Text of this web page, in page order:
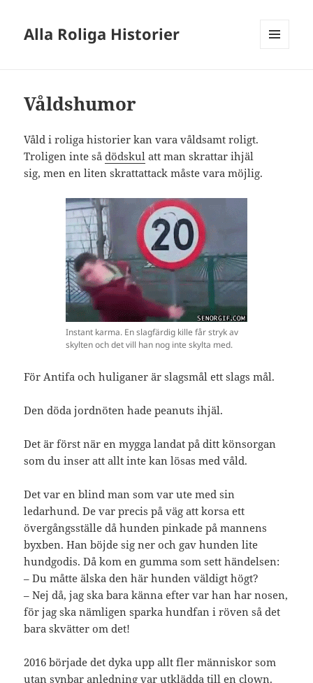
Alla Roliga Historier
Våldshumor
Våld i roliga historier kan vara våldsamt roligt.
Troligen inte sådödskul att man skrattar ihjäl
sig, men en liten skrattattack måste vara möjlig.
Instant karma. En slagfärdig kille får stryk av
skylten och det vill han nog inte skylta med.
För Antifa och huliganer är slagsmål ett slags mål.
Den döda jordnöten hade peanuts ihjäl.
Det är först när en mygga landat på ditt könsorgan
som du inser att allt inte kan lösas med våld.
Det var en blind man som var ute med sin
ledarhund. De var precis på väg att korsa ett
övergångsställe då hunden pinkade på mannens
byxben. Han böjde sig ner och gav hunden lite
hundgodis. Då kom en gumma som sett händelsen:
– Du måtte älska den här hunden väldigt högt?
– Nej då, jag ska bara känna efter var han har nosen,
för jag ska nämligen sparka hundfan i röven så det
bara skvätter om det!
2016 började det dyka upp allt fler människor som
utan synbar anledning var utklädda till en clown.